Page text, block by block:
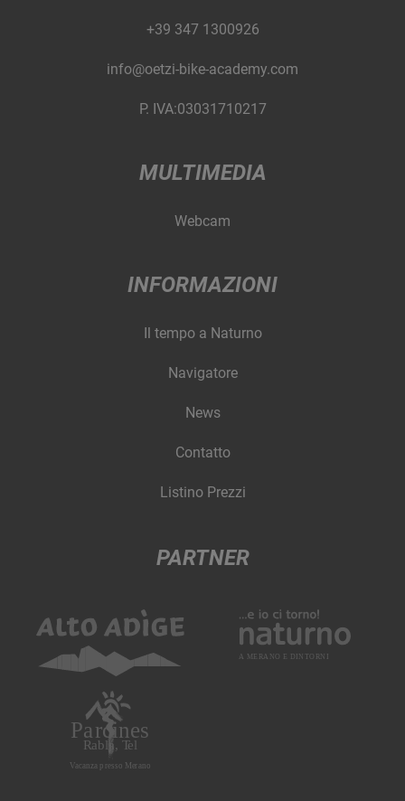
+39 347 1300926
info@oetzi-bike-academy.com
P. IVA:03031710217
MULTIMEDIA
Webcam
INFORMAZIONI
Il tempo a Naturno
Navigatore
News
Contatto
Listino Prezzi
PARTNER